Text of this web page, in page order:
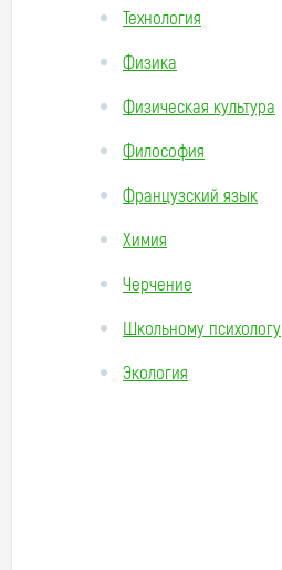
Технология
Физика
Физическая культура
Философия
Французский язык
Химия
Черчение
Школьному психологу
Экология